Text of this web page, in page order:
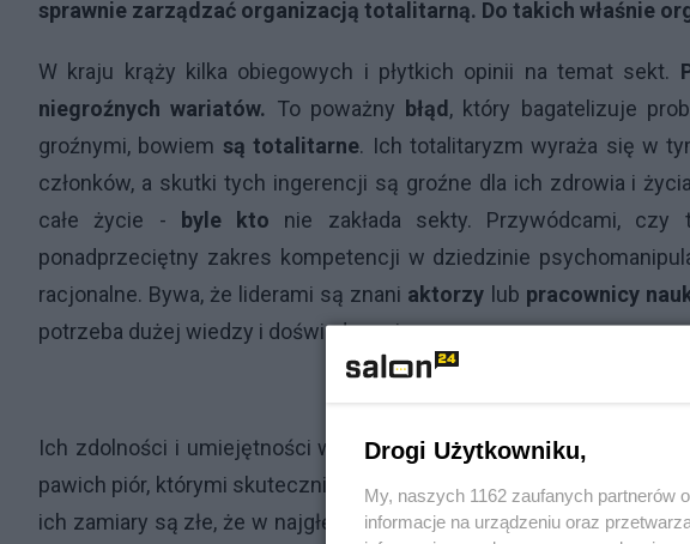
sprawnie zarządzać organizacją totalitarną. Do takich właśnie
W kraju krąży kilka obiegowych i płytkich opinii na temat sekt.
niegroźnych wariatów. To poważny błąd , który bagatelizuje
groźnymi, bowiem są totalitarne. Ich totalitaryzm wyraża się w
członków, a skutki tych ingerencji są groźne dla ich zdrowia i
całe życie -
byle kto nie zakłada sekty. Przywódcami,
ponadprzeciętny zakres kompetencji w dziedzinie
racjonalne. Bywa, że liderami są znani aktorzy lub pracownicy
potrzeba dużej wiedzy i doświadczenia.
Ich zdolności i umiejętności wywierania wpływu są zdumiewające,
pawich piór, którymi skutecznie kokietują mniej doświadczonych
ich zamiary są złe, że w najgłębszych pokładach swojej
Drogi Użytkowniku,
My, naszych 1162 zaufanych partnerów
informacje na urządzeniu oraz